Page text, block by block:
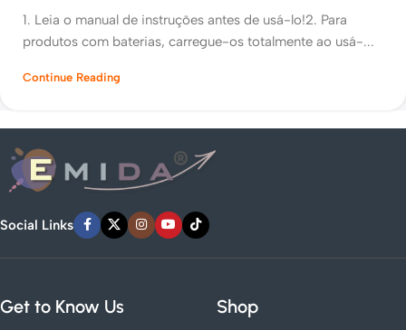
1. Leia o manual de instruções antes de usá-lo!2. Para
produtos com baterias, carregue-os totalmente ao usá-...
Continue Reading
Social Links
Get to Know Us Shop